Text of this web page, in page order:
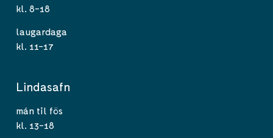
kl. 8-18
laugardaga
kl. 11-17
Lindasafn
mán til fös
kl. 13-18